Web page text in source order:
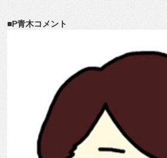
■P青木コメント